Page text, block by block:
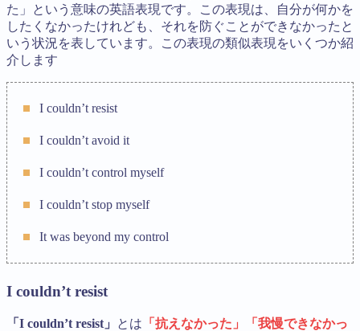
た」という意味の英語表現です。この表現は、自分が何かを
したくなかったけれども、それを防ぐことができなかったと
いう状況を表しています。この表現の類似表現をいくつか紹
介します
I couldn’t resist
I couldn’t avoid it
I couldn’t control myself
I couldn’t stop myself
It was beyond my control
I couldn’t resist
「I couldn’t resist」 とは 「抗えなかった」「我慢できなかっ